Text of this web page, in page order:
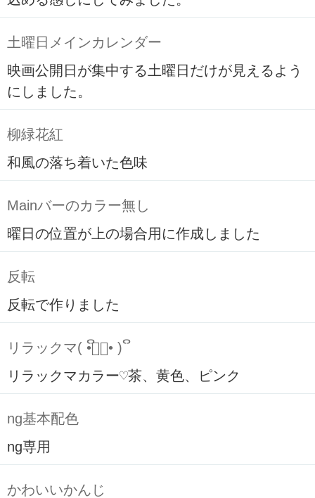
土曜日メインカレンダー
映画公開日が集中する土曜日だけが見えるよう
にしました。
柳緑花紅
和風の落ち着いた色味
Mainバーのカラー無し
曜日の位置が上の場合用に作成しました
反転
反転で作りました
リラックマ( ິ•ᆺ⃘• )ິ
リラックマカラー♡茶、黄色、ピンク
ng基本配色
ng専用
かわいいかんじ